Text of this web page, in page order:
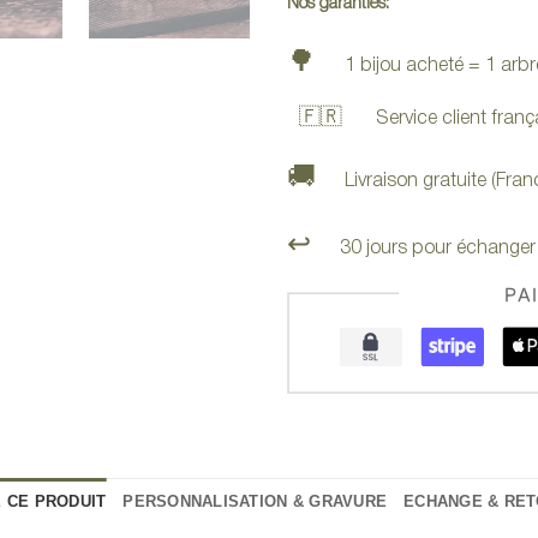
Nos garanties:
🌳 1 bijou acheté = 1
🇫🇷 Service client
🚚 Livraison gratuite
↩️ 30 jours pour
CE PRODUIT PERSONNALISATION & GRAVURE ECHANGE &